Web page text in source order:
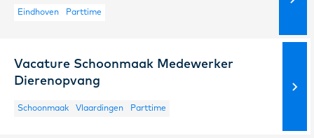
Eindhoven Parttime
Vacature Schoonmaak Medewerker
Dierenopvang
Schoonmaak Vlaardingen Parttime